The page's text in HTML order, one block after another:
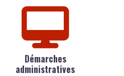
Démarches
administratives